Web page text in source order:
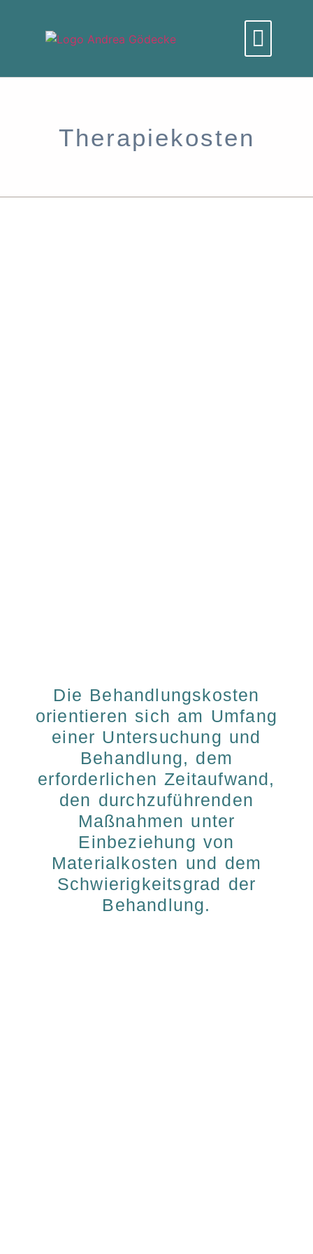
Therapiekosten
Die Behandlungskosten
orientieren sich am Umfang
einer Untersuchung und
Behandlung, dem
erforderlichen Zeitaufwand,
den durchzuführenden
Maßnahmen unter
Einbeziehung von
Materialkosten und dem
Schwierigkeitsgrad der
Behandlung.